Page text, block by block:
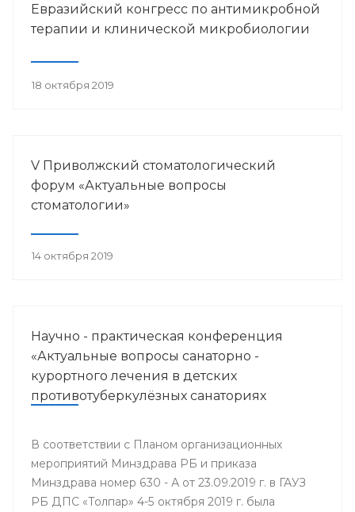
Евразийский конгресс по антимикробной
терапии и клинической микробиологии
18 октября 2019
V Приволжский стоматологический
форум «Актуальные вопросы
стоматологии»
14 октября 2019
Научно - практическая конференция
«Актуальные вопросы санаторно -
курортного лечения в детских
противотуберкулёзных санаториях
В соответствии с Планом организационных
мероприятий Минздрава РБ и приказа
Минздрава номер 630 - А от 23.09.2019 г. в ГАУЗ
РБ ДПС «Толпар» 4-5 октября 2019 г. была